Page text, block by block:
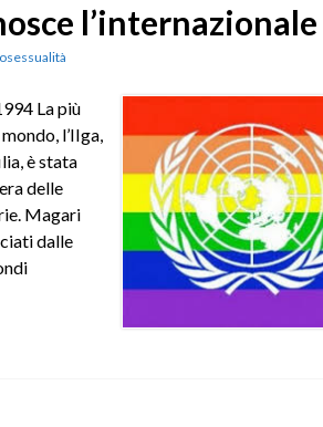
La più
l’IIga,
è stata
delle
Magari
dalle